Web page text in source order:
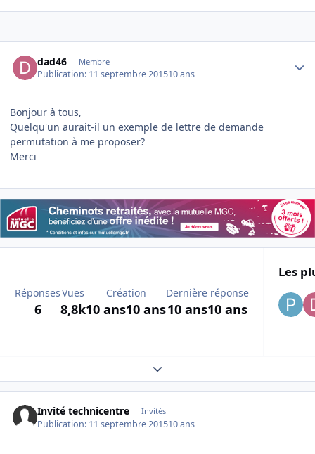
dad46 Membre
Publication: 11 septembre 201510 ans
Bonjour à tous,
Quelqu'un aurait-il un exemple de lettre de demande
permutation à me proposer?
Merci
Réponses
6
Vues
8,8k
Création
10 ans10 ans
Dernière réponse
10 ans10 ans
Les
Expand topic overview
Invité technicentre Invités
Publication: 11 septembre 201510 ans